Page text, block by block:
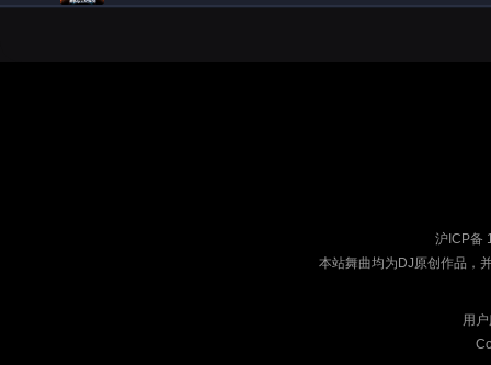
沪ICP备
本站舞曲均为DJ原创作品，
用